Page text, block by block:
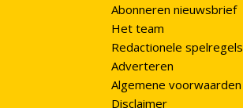
Abonneren nieuwsbrief
Het team
Redactionele spelregels
Adverteren
Algemene voorwaarden
Disclaimer